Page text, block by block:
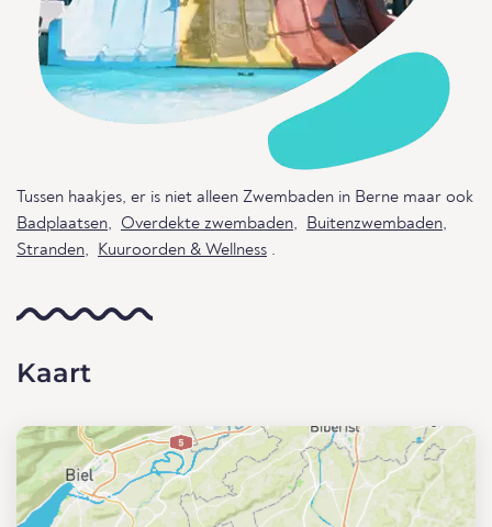
Tussen haakjes, er is niet alleen Zwembaden in Berne maar ook
Badplaatsen, Overdekte zwembaden, Buitenzwembaden,
Stranden, Kuuroorden & Wellness .
Kaart